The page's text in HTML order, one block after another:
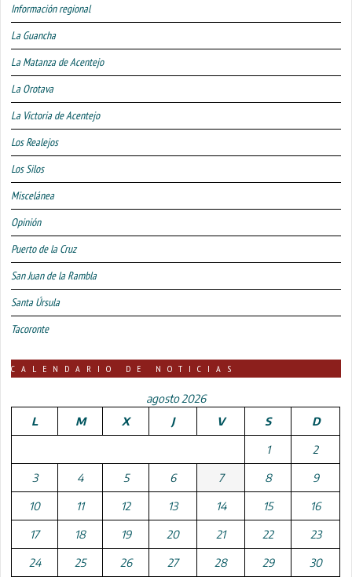
Información regional
La Guancha
La Matanza de Acentejo
La Orotava
La Victoria de Acentejo
Los Realejos
Los Silos
Miscelánea
Opinión
Puerto de la Cruz
San Juan de la Rambla
Santa Úrsula
Tacoronte
CALENDARIO DE NOTICIAS
agosto 2026
L
M X J V S D
1 2
3 4 5 6 7 8 9
10 11 12 13 14 15 16
17 18 19 20 21 22 23
24 25 26 27 28 29 30